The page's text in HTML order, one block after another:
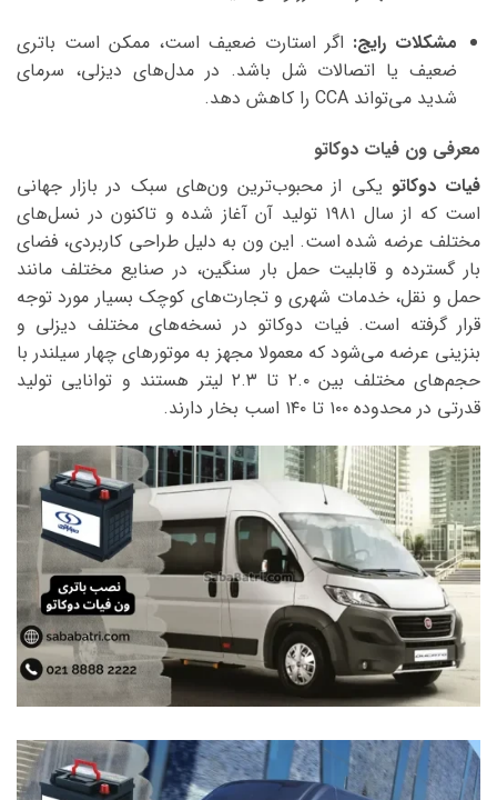
مشکلات رایج: اگر استارت ضعیف است، ممکن است باتری
ضعیف یا اتصالات شل باشد. در مدل‌های دیزلی، سرمای
شدید می‌تواند CCA را کاهش دهد.
معرفی ون فیات دوکاتو
فیات دوکاتو یکی از محبوب‌ترین ون‌های سبک در بازار جهانی
است که از سال ۱۹۸۱ تولید آن آغاز شده و تاکنون در نسل‌های
مختلف عرضه شده است. این ون به دلیل طراحی کاربردی، فضای
بار گسترده و قابلیت حمل بار سنگین، در صنایع مختلف مانند
حمل و نقل، خدمات شهری و تجارت‌های کوچک بسیار مورد توجه
قرار گرفته است. فیات دوکاتو در نسخه‌های مختلف دیزلی و
بنزینی عرضه می‌شود که معمولا مجهز به موتورهای چهار سیلندر با
حجم‌های مختلف بین ۲.۰ تا ۲.۳ لیتر هستند و توانایی تولید
قدرتی در محدوده ۱۰۰ تا ۱۴۰ اسب بخار دارند.